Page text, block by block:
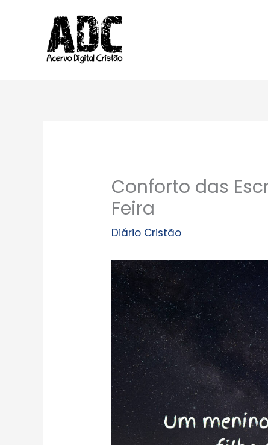
conteúdo
Conforto das
Feira
Diário Cristão